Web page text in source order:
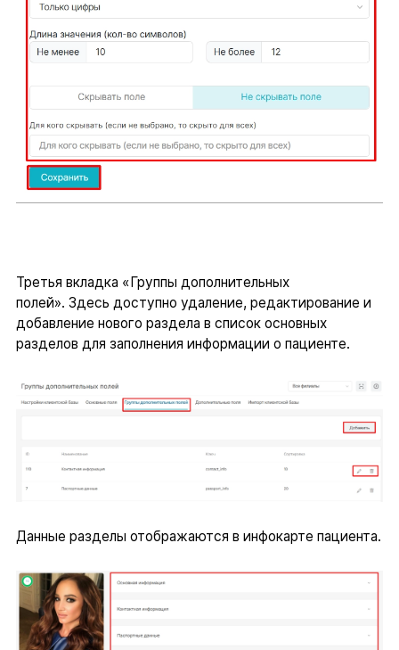
Третья вкладка «Группы дополнительных
полей». Здесь доступно удаление, редактирование и
добавление нового раздела в список основных
разделов для заполнения информации о пациенте.
Данные разделы отображаются в инфокарте пациента.